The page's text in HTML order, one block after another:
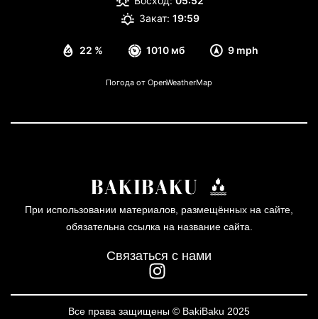
22 % 1010 мб 9 mph
Закат: 19:59
Погода от OpenWeatherMap
При использовании материалов, размещённых на сайте,
обязательна ссылка на название сайта.
Связаться с нами
Все права защищены © BakiBaku 2025